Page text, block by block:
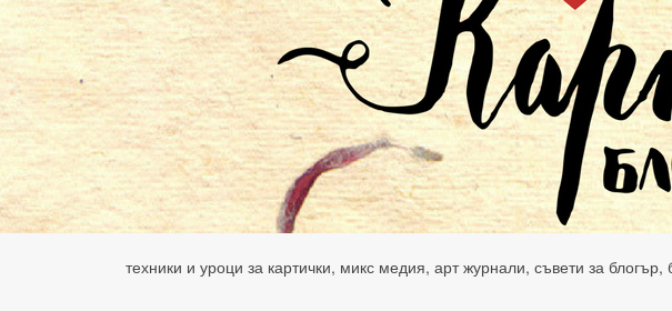
техники и уроци за картички, микс медия, арт журнали, съвети за